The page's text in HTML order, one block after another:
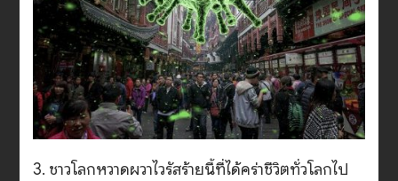
3. ชาวโลกหวาดผวาไวรัสร้ายนี้ที่ได้คร่าชีวิตทั่วโลกไป